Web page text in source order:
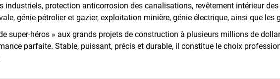
industriels, protection anticorrosion des canalisations, revêtement intérieur
génie pétrolier et gazier, exploitation minière, génie électrique, ainsi que
super-héros » aux grands projets de construction à plusieurs millions de
parfaite. Stable, puissant, précis et durable, il constitue le choix